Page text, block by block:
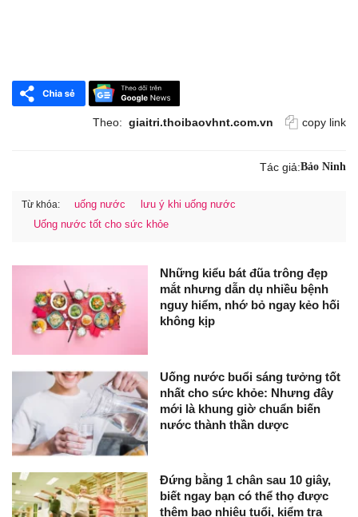
Theo: giaitri.thoibaovhnt.com.vn copy link
Tác giả:Bảo Ninh
Từ khóa: uống nước
lưu ý khi uống nước
Uống nước tốt cho sức khỏe
Những kiểu bát đũa trông đẹp
mắt nhưng dẫn dụ nhiều bệnh
nguy hiểm, nhớ bỏ ngay kẻo hối
không kịp
Uống nước buổi sáng tưởng tốt
nhất cho sức khỏe: Nhưng đây
mới là khung giờ chuẩn biến
nước thành thần dược
Đứng bằng 1 chân sau 10 giây,
biết ngay bạn có thể thọ được
thêm bao nhiêu tuổi, kiểm tra